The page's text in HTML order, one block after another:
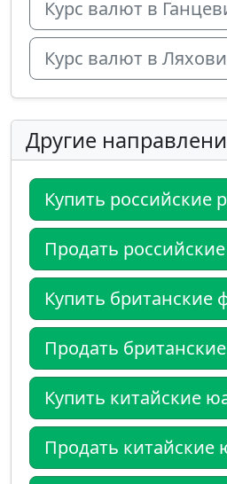
Курс валют в
Курс валют в
Другие
Купить российские
Продать
Купить британские
Продать
Купить китайские
Продать китайские